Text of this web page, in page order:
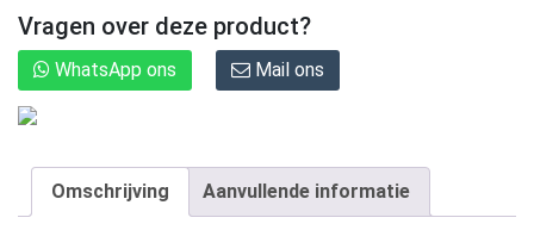
Vragen over deze product?
WhatsApp ons Mail ons
Omschrijving Aanvullende informatie